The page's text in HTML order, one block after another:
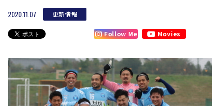
2020.11.07 更新情報
Follow Me Movies